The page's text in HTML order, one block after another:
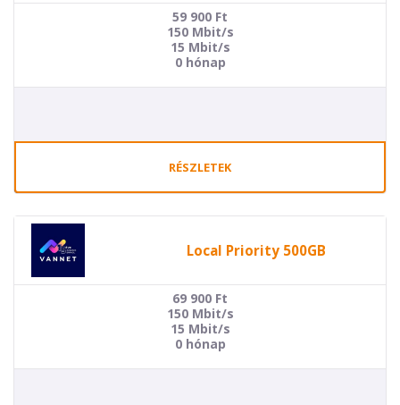
59 900 Ft
150 Mbit/s
15 Mbit/s
0 hónap
RÉSZLETEK
Local Priority 500GB
69 900 Ft
150 Mbit/s
15 Mbit/s
0 hónap